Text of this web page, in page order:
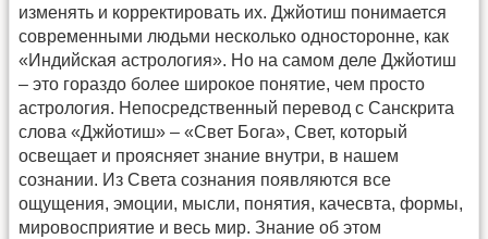
изменять и корректировать их. Джйотиш понимается
современными людьми несколько односторонне, как
«Индийская астрология». Но на самом деле Джйотиш
– это гораздо более широкое понятие, чем просто
астрология. Непосредственный перевод с Санскрита
слова «Джйотиш» – «Свет Бога», Свет, который
освещает и проясняет знание внутри, в нашем
сознании. Из Света сознания появляются все
ощущения, эмоции, мысли, понятия, качесвта, формы,
мировосприятие и весь мир. Знание об этом